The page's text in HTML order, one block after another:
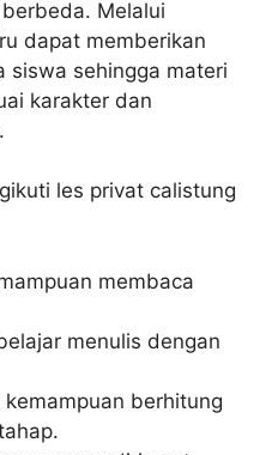
Melalui
dapat memberikan
siswa sehingga materi
karakter dan
les privat calistung
membaca
menulis dengan
berhitung